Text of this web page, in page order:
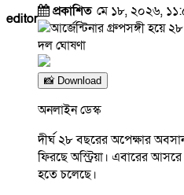
editor প্রকাশিত মে ১৮, ২০২৬,
📸 Download
অনলাইন ডেস্ক
দীর্ঘ ২৮ বছরের অপেক্ষার
ফিরছে অস্ট্রিয়া। এবারের
হতে চলেছে।